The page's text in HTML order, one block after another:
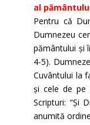
al
Pentru că
Dumnezeu
pământului și
4-5).
Cuvântului la
și cele de pe
Scripturi: “Și
anumită